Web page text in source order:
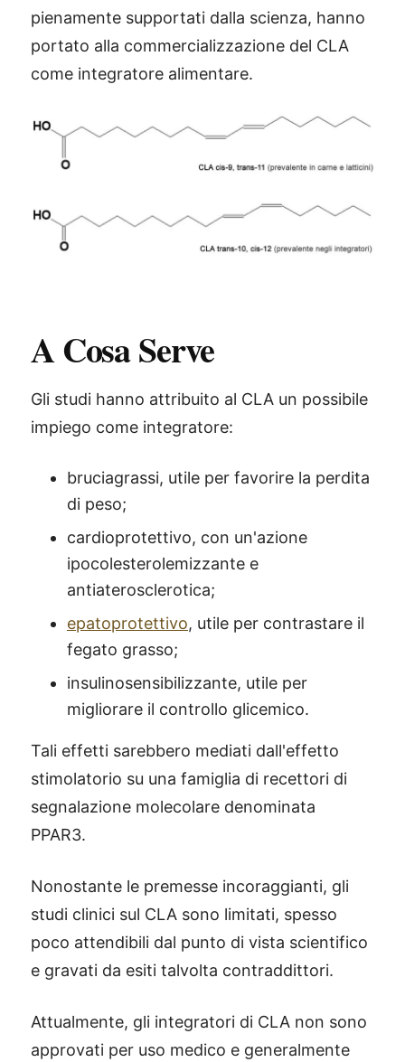
pienamente supportati dalla scienza, hanno
portato alla commercializzazione del CLA
come integratore alimentare.
A Cosa Serve
Gli studi hanno attribuito al CLA un possibile
impiego come integratore:
bruciagrassi, utile per favorire la perdita
di peso;
cardioprotettivo, con un'azione
ipocolesterolemizzante e
antiaterosclerotica;
epatoprotettivo, utile per contrastare il
fegato grasso;
insulinosensibilizzante, utile per
migliorare il controllo glicemico.
Tali effetti sarebbero mediati dall'effetto
stimolatorio su una famiglia di recettori di
segnalazione molecolare denominata
PPAR3.
Nonostante le premesse incoraggianti, gli
studi clinici sul CLA sono limitati, spesso
poco attendibili dal punto di vista scientifico
e gravati da esiti talvolta contraddittori.
Attualmente, gli integratori di CLA non sono
approvati per uso medico e generalmente